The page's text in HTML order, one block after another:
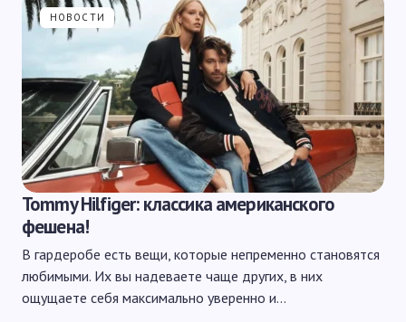
НОВОСТИ
Tommy Hilfiger: классика американского
фешена!
В гардеробе есть вещи, которые непременно становятся
любимыми. Их вы надеваете чаще других, в них
ощущаете себя максимально уверенно и…